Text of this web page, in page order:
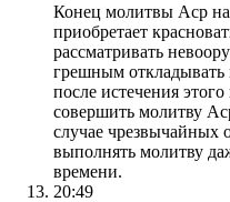
Конец молитвы Аср
приобретает
рассматривать
грешным откладывать
после истечения
совершить молитву
случае чрезвычайных
выполнять молитву
времени.
20:49